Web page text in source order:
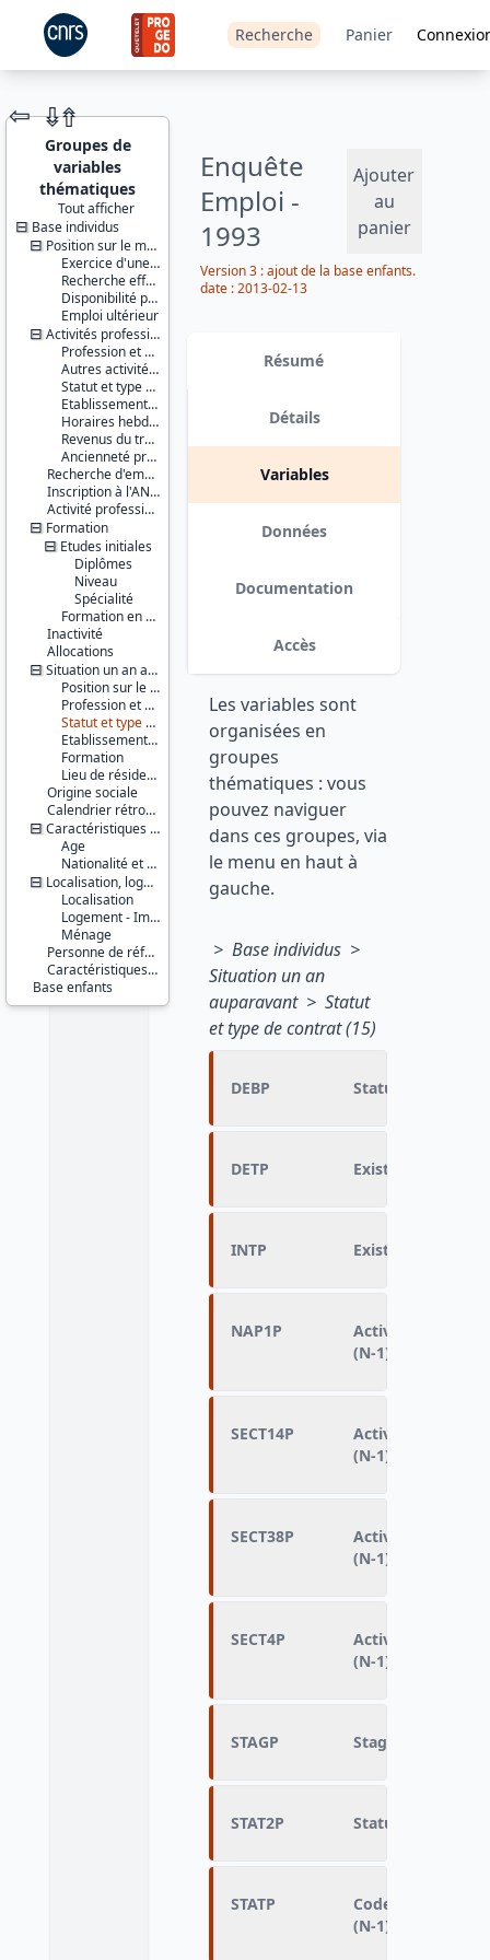
Recherche Panier
JEU DE
DONNÉES
Enquête
Emploi -
1993
Ajouter
au
panier
Version 3 : ajout de la base enfants.
date : 2013-02-13
⇦ ⇮⇮
Groupes de
variables
thématiques
Tout afficher
Base individus
Position sur le marché du travail
Exercice d'une activité professionnelle effective
Recherche effective d'un travail
Disponibilité pour travailler
Emploi ultérieur
Activités professionnelles
Profession et employeur principaux
Autres activités professionnelles
Statut et type de contrat
Etablissement employeur
Horaires hebdomadaires
Revenus du travail
Ancienneté professionnelle
Recherche d'emploi
Inscription à l'ANPE
Activité professionnelle antérieure
Formation
Etudes initiales
Diplômes
Niveau
Spécialité
Formation en cours
Inactivité
Allocations
Situation un an auparavant
Position sur le marché du travail
Profession et employeur principaux
Statut et type de contrat
Etablissement employeur
Formation
Lieu de résidence
Origine sociale
Calendrier rétrospectif d'activité
Caractéristiques personnelles
Age
Nationalité et pays de naissance
Localisation, logement, ménage
Localisation
Logement - Immeuble
Ménage
Personne de référence du ménage
Caractéristiques d'enquête
Base enfants
Identifiants :
lil-0031
doi:10.13144/lil-
0031
Thème :
Travail et
emploi
Série :
Enquête
Emploi /
Enquête
Emploi en
continu
(EE / EEC)
Couverture
géographique :
France
métropolitaine
Producteur :
INSEE
Diffuseur :
Progedo-
Adisp
Résumé
Détails
Variables
Données
Documentation
Accès
Les variables sont
organisées en
groupes
thématiques : vous
pouvez naviguer
dans ces groupes, via
le menu en haut à
gauche.
> Base individus >
Situation un an
auparavant > Statut
et type de contrat (15)
DEBP Statut du salarié
DETP Existence et type
INTP Existence d'un
NAP1P
Activité
(N-1)
SECT14P
Activité
(N-1)
SECT38P
Activité
(N-1)
SECT4P
Activité
(N-1)
STAGP
STAT2P Statut (N-1)
STATP
Code servant à
(N-1)